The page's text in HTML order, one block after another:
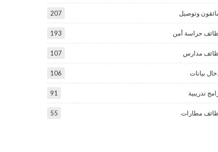
وتوصيل 207
حراسة أمن 193
مدارس 107
بيانات 106
تدريبية 91
مطارات 55